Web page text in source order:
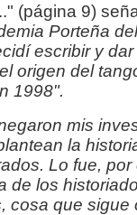
(página 9)
Porteña
escribir y
origen del
1998".
mis
la
Lo fue,
de los
cosa que